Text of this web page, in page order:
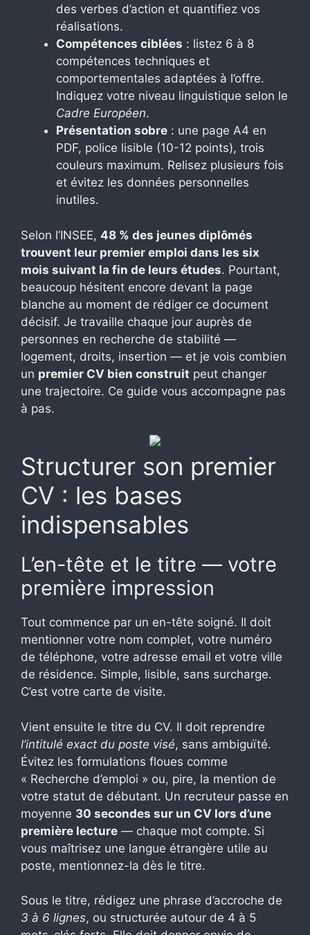
des verbes d’action et quantifiez vos
réalisations.
Compétences ciblées : listez 6 à 8
compétences techniques et
comportementales adaptées à l’offre.
Indiquez votre niveau linguistique selon le
Cadre Européen.
Présentation sobre : une page A4 en
PDF, police lisible (10-12 points), trois
couleurs maximum. Relisez plusieurs fois
et évitez les données personnelles
inutiles.
Selon l’INSEE, 48 % des jeunes diplômés
trouvent leur premier emploi dans les six
mois suivant la fin de leurs études. Pourtant,
beaucoup hésitent encore devant la page
blanche au moment de rédiger ce document
décisif. Je travaille chaque jour auprès de
personnes en recherche de stabilité —
logement, droits, insertion — et je vois combien
un premier CV bien construit peut changer
une trajectoire. Ce guide vous accompagne pas
à pas.
Structurer son premier
CV : les bases
indispensables
L’en-tête et le titre — votre
première impression
Tout commence par un en-tête soigné. Il doit
mentionner votre nom complet, votre numéro
de téléphone, votre adresse email et votre ville
de résidence. Simple, lisible, sans surcharge.
C’est votre carte de visite.
Vient ensuite le titre du CV. Il doit reprendre
l’intitulé exact du poste visé, sans ambiguïté.
Évitez les formulations floues comme
« Recherche d’emploi » ou, pire, la mention de
votre statut de débutant. Un recruteur passe en
moyenne 30 secondes sur un CV lors d’une
première lecture — chaque mot compte. Si
vous maîtrisez une langue étrangère utile au
poste, mentionnez-la dès le titre.
Sous le titre, rédigez une phrase d’accroche de
3 à 6 lignes, ou structurée autour de 4 à 5